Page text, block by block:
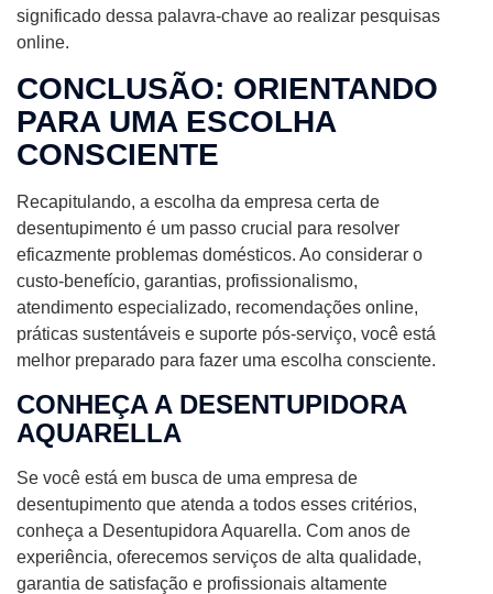
significado dessa palavra-chave ao realizar pesquisas
online.
CONCLUSÃO: ORIENTANDO
PARA UMA ESCOLHA
CONSCIENTE
Recapitulando, a escolha da empresa certa de
desentupimento é um passo crucial para resolver
eficazmente problemas domésticos. Ao considerar o
custo-benefício, garantias, profissionalismo,
atendimento especializado, recomendações online,
práticas sustentáveis e suporte pós-serviço, você está
melhor preparado para fazer uma escolha consciente.
CONHEÇA A DESENTUPIDORA
AQUARELLA
Se você está em busca de uma empresa de
desentupimento que atenda a todos esses critérios,
conheça a Desentupidora Aquarella. Com anos de
experiência, oferecemos serviços de alta qualidade,
garantia de satisfação e profissionais altamente